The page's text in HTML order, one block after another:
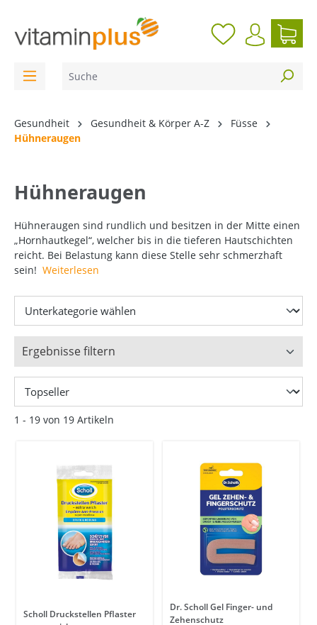
Gesundheit Gesundheit & Körper A-Z
Füsse
Hühneraugen
Hühneraugen
Hühneraugen sind rundlich und besitzen in der Mitte einen
„Hornhautkegel“, welcher bis in die tieferen Hautschichten
reicht. Bei Belastung kann diese Stelle sehr schmerzhaft
sein! Weiterlesen
Ergebnisse filtern
1 - 19 von 19 Artikeln
Scholl Druckstellen Pflaster
Dr. Scholl Gel Finger- und
Zehenschutz